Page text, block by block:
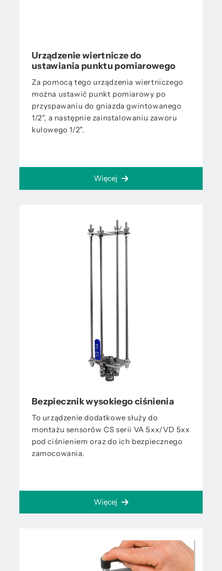
Urządzenie wiertnicze do
ustawiania punktu pomiarowego
Za pomocą tego urządzenia wiertniczego
można ustawić punkt pomiarowy po
przyspawaniu do gniazda gwintowanego
1/2", a następnie zainstalowaniu zaworu
kulowego 1/2".
Więcej
Bezpiecznik wysokiego ciśnienia
To urządzenie dodatkowe służy do
montażu sensorów CS serii VA 5xx/VD 5xx
pod ciśnieniem oraz do ich bezpiecznego
zamocowania.
Więcej